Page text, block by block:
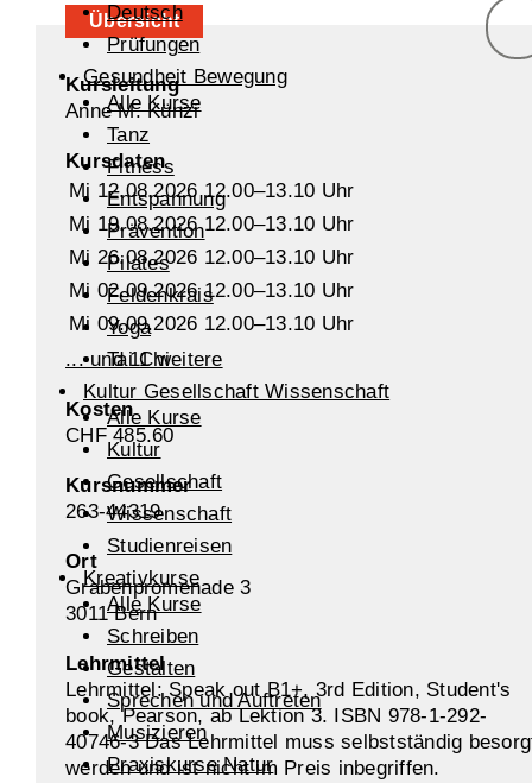
Deutsch
Prüfungen
Gesundheit Bewegung
Alle Kurse
Tanz
Fitness
Entspannung
Prävention
Pilates
Feldenkrais
Yoga
Tai Chi
Kultur Gesellschaft Wissenschaft
Alle Kurse
Kultur
Gesellschaft
Wissenschaft
Studienreisen
Kreativkurse
Alle Kurse
Schreiben
Gestalten
Sprechen und Auftreten
Musizieren
Praxiskurse Natur
Übersicht
Kursleitung
Anne M. Künzi
Kursdaten
Mi 12.08.2026 12.00–13.10 Uhr
Mi 19.08.2026 12.00–13.10 Uhr
Mi 26.08.2026 12.00–13.10 Uhr
Mi 02.09.2026 12.00–13.10 Uhr
Mi 09.09.2026 12.00–13.10 Uhr
... und 11 weitere
Kosten
CHF 485.60
Kursnummer
263-44319
Ort
Grabenpromenade 3
3011 Bern
Lehrmittel
Lehrmittel: Speak out B1+, 3rd Edition, Student's
book, Pearson, ab Lektion 3. ISBN 978-1-292-
40746-3 Das Lehrmittel muss selbstständig
werden und ist nicht im Preis inbegriffen.